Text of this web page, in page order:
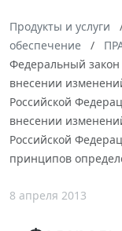
Продукты и услуги
обеспечение
Федеральный
внесении
Российской
внесении
Российской
принципов
8 апреля 2013